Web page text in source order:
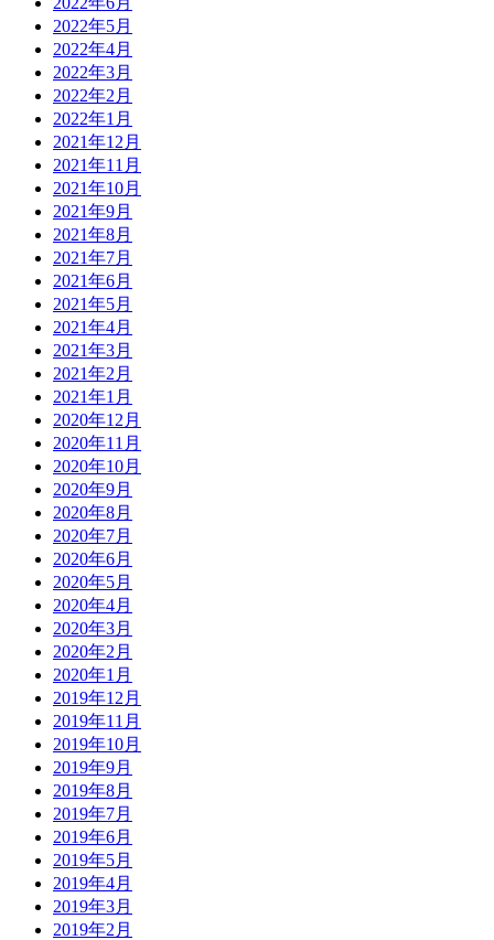
2022年5月
2022年4月
2022年3月
2022年2月
2022年1月
2021年12月
2021年11月
2021年10月
2021年9月
2021年8月
2021年7月
2021年6月
2021年5月
2021年4月
2021年3月
2021年2月
2021年1月
2020年12月
2020年11月
2020年10月
2020年9月
2020年8月
2020年7月
2020年6月
2020年5月
2020年4月
2020年3月
2020年2月
2020年1月
2019年12月
2019年11月
2019年10月
2019年9月
2019年8月
2019年7月
2019年6月
2019年5月
2019年4月
2019年3月
2019年2月